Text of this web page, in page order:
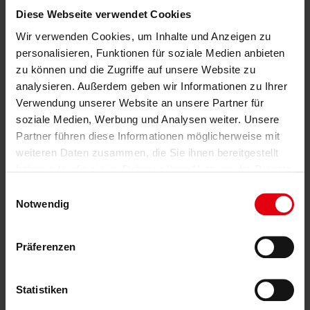
Diese Webseite verwendet Cookies
Wir verwenden Cookies, um Inhalte und Anzeigen zu
personalisieren, Funktionen für soziale Medien anbieten
zu können und die Zugriffe auf unsere Website zu
analysieren. Außerdem geben wir Informationen zu Ihrer
Verwendung unserer Website an unsere Partner für
soziale Medien, Werbung und Analysen weiter. Unsere
Partner führen diese Informationen möglicherweise mit
weiteren Daten zusammen, die Sie ihnen bereitgestellt
Cookies, wenn Sie unsere Webseite weiterhin nutzen.
Einige der von diesem Anbieter erfassten Daten dienen
Werbewirksamkeit. Zur:
Google-Datenschutz-URL
Notwendig
Präferenzen
Statistiken
auf PSADT - ready to deploy
neo42 | Application Package Depot
Matrix42 Profi!